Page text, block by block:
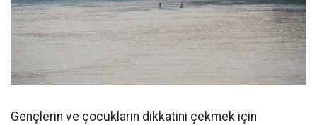
Gençlerin ve çocukların dikkatini çekmek için